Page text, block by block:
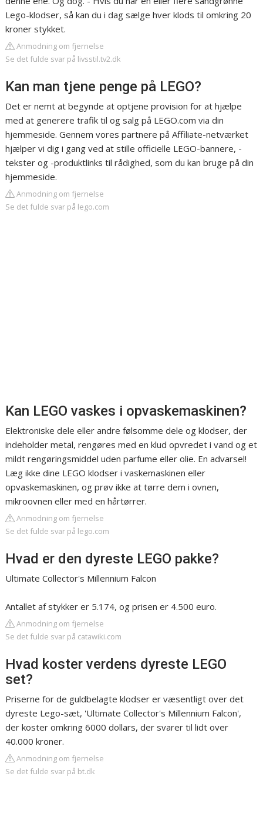
Lego-klodser, så kan du i dag sælge hver klods til omkring 20
kroner stykket.
Anmodning om fjernelse
Se det fulde svar på livsstil.tv2.dk
Kan man tjene penge på LEGO?
Det er nemt at begynde at optjene provision for at hjælpe
med at generere trafik til og salg på LEGO.com via din
hjemmeside. Gennem vores partnere på Affiliate-netværket
hjælper vi dig i gang ved at stille officielle LEGO-bannere, -
tekster og -produktlinks til rådighed, som du kan bruge på din
hjemmeside.
Anmodning om fjernelse
Se det fulde svar på lego.com
Kan LEGO vaskes i opvaskemaskinen?
Elektroniske dele eller andre følsomme dele og klodser, der
indeholder metal, rengøres med en klud opvredet i vand og et
mildt rengøringsmiddel uden parfume eller olie. En advarsel!
Læg ikke dine LEGO klodser i vaskemaskinen eller
opvaskemaskinen, og prøv ikke at tørre dem i ovnen,
mikroovnen eller med en hårtørrer.
Anmodning om fjernelse
Se det fulde svar på lego.com
Hvad er den dyreste LEGO pakke?
Ultimate Collector's Millennium Falcon
Antallet af stykker er 5.174, og prisen er 4.500 euro.
Anmodning om fjernelse
Se det fulde svar på catawiki.com
Hvad koster verdens dyreste LEGO
set?
Priserne for de guldbelagte klodser er væsentligt over det
dyreste Lego-sæt, 'Ultimate Collector's Millennium Falcon',
der koster omkring 6000 dollars, der svarer til lidt over
40.000 kroner.
Anmodning om fjernelse
Se det fulde svar på bt.dk